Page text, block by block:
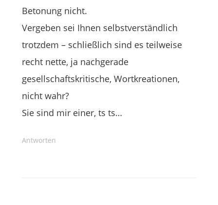
Betonung nicht.
Vergeben sei Ihnen selbstverständlich
trotzdem – schließlich sind es teilweise
recht nette, ja nachgerade
gesellschaftskritische, Wortkreationen,
nicht wahr?
Sie sind mir einer, ts ts…
Antworten